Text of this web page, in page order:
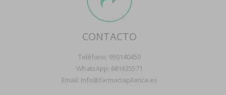
CONTACTO
Teléfono: 950140450
WhatsApp: 681635571
Email: info@farmaciapilarica.es